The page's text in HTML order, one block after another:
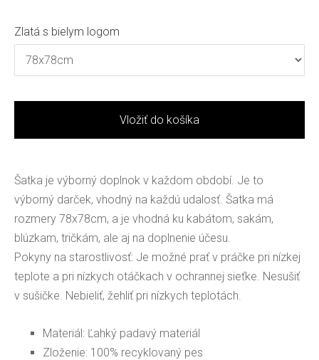
Zlatá s bielym logom
Vložiť do košíka
Šatka je výborný doplnok v každom období. Je to
výborný darček, vhodný na každú udalosť. Šatka má
rozmery 78x78cm, a je vhodná ku kabátom, sakám,
blúzkam, tričkám, ale aj na doplnenie účesu.
Pokyny na starostlivosť: Je možné prať v práčke pri nízkej
teplote a pri nízkych otáčkach v ochrannej sieťke. Nesušiť
v sušičke. Nebieliť, žehliť pri nízkych teplotách.
Materiál: Ľahký padavý materiál
Zloženie: 100% recyklovaný pes